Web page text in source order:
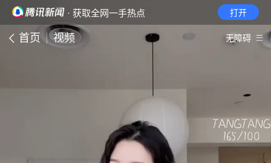
· 获取全网一手热点 打开
首页 视频 无障碍